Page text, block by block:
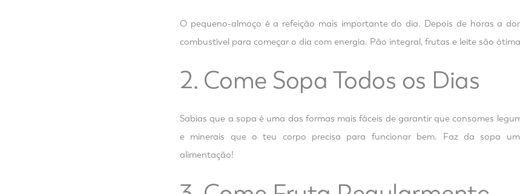
O pequeno-almoço é a refeição mais importante do dia. Depois de horas a
combustível para começar o dia com energia. Pão integral, frutas e leite são
2. Come Sopa Todos os Dias
Sabias que a sopa é uma das formas mais fáceis de garantir que consomes
e minerais que o teu corpo precisa para funcionar bem. Faz da sopa
alimentação!